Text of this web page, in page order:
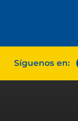
Síguenos en: